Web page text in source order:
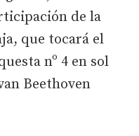
de la
que tocará el
nº 4 en sol
Beethoven